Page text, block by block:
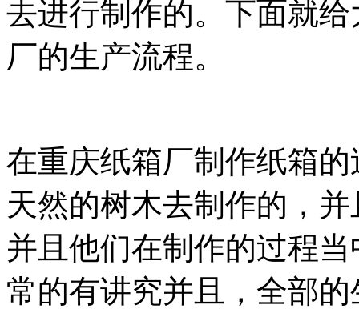
去进行制作的。下面就
厂的生产流程。
在重庆纸箱厂制作纸箱
天然的树木去制作的，
并且他们在制作的过程
常的有讲究并且，全部